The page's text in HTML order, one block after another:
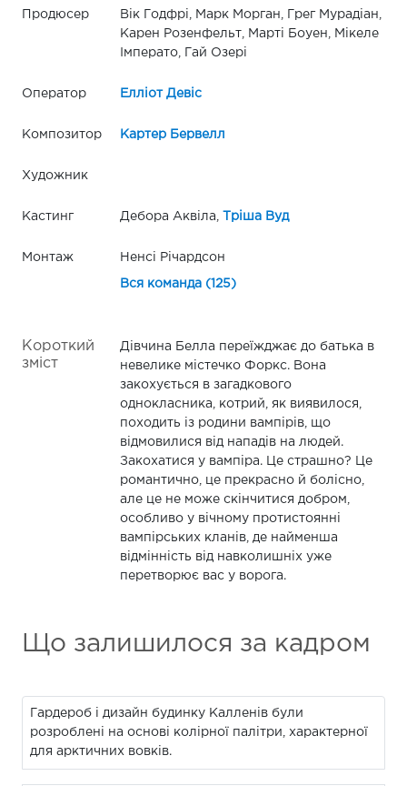
Продюсер
Вік Годфрі, Марк Морган, Грег Мурадіан,
Карен Розенфельт, Марті Боуен, Мікеле
Імперато, Гай Озері
Оператор Елліот Девіс
Композитор Картер Бервелл
Художник
Кастинг Дебора Аквіла, Тріша Вуд
Монтаж Ненсі Річардсон
Вся команда (125)
Короткий
зміст
Дівчина Белла переїжджає до батька в
невелике містечко Форкс. Вона
закохується в загадкового
однокласника, котрий, як виявилося,
походить із родини вампірів, що
відмовилися від нападів на людей.
Закохатися у вампіра. Це страшно? Це
романтично, це прекрасно й болісно,
але це не може скінчитися добром,
особливо у вічному протистоянні
вампірських кланів, де найменша
відмінність від навколишніх уже
перетворює вас у ворога.
Що залишилося за кадром
Гардероб і дизайн будинку Калленів були
розроблені на основі колірної палітри, характерної
для арктичних вовків.